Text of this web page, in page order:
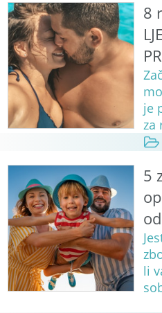
8
je
za
5
li